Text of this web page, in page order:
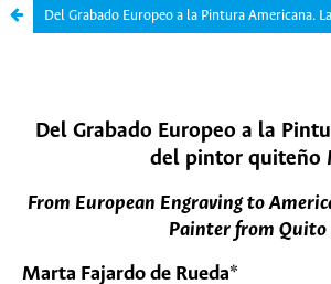
Del Grabado Europeo a la Pintura Americana.